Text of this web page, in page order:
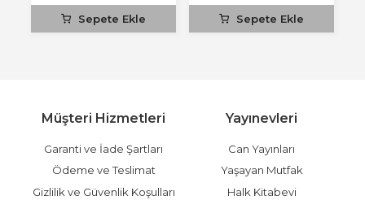
Sepete Ekle Sepete Ekle
Müşteri Hizmetleri
Garanti ve İade Şartları
Ödeme ve Teslimat
Gizlilik ve Güvenlik Koşulları
Yayınevleri
Can Yayınları
Yaşayan Mutfak
Halk Kitabevi